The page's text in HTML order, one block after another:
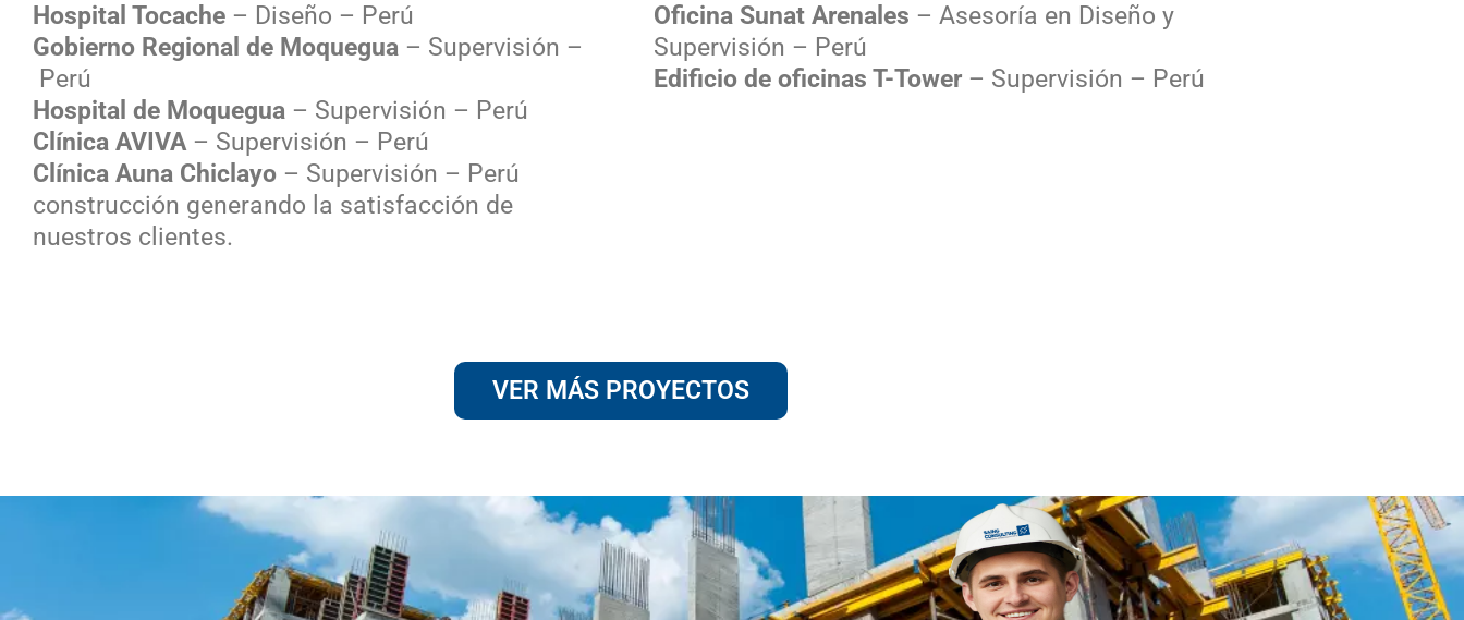
Hospital Tocache – Diseño – Perú
Gobierno Regional de Moquegua – Supervisión –
Perú
Hospital de Moquegua – Supervisión – Perú
Clínica AVIVA– Supervisión – Perú
Clínica Auna Chiclayo – Supervisión – Perú
construcción generando la satisfacción de
nuestros clientes.
Oficina Sunat Arenales – Asesoría en Diseño y
Supervisión – Perú
Edificio de oficinas T-Tower – Supervisión – Perú
VER MÁS PROYECTOS